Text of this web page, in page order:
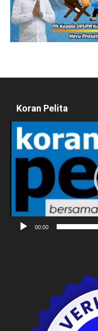
Koran Pelita
Pemutar
Video
00:00